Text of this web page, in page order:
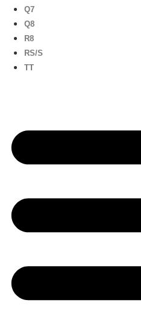
Q7
Q8
R8
RS/S
TT